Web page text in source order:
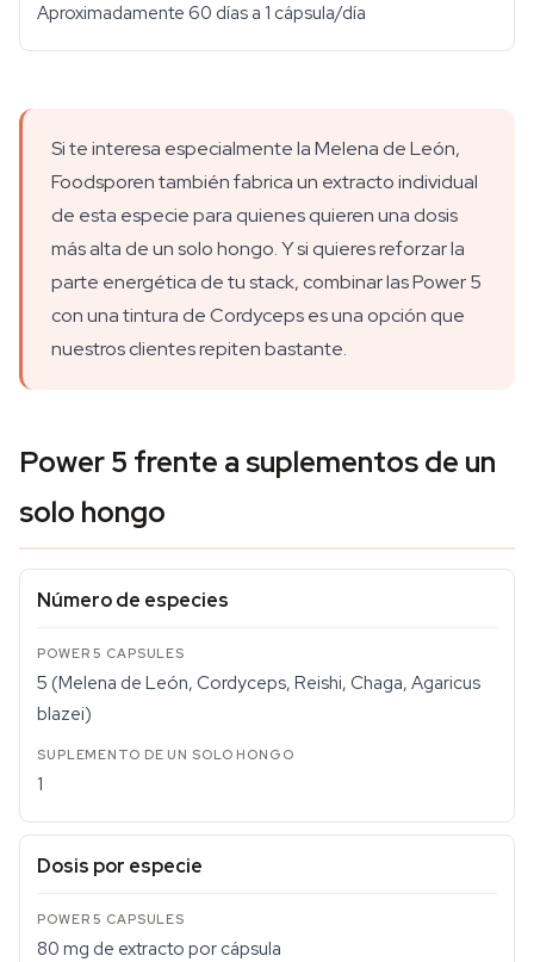
Aproximadamente 60 días a 1 cápsula/día
Si te interesa especialmente la Melena de León,
Foodsporen también fabrica un extracto individual
de esta especie para quienes quieren una dosis
más alta de un solo hongo. Y si quieres reforzar la
parte energética de tu stack, combinar las Power 5
con una tintura de Cordyceps es una opción que
nuestros clientes repiten bastante.
Power 5 frente a suplementos de un
solo hongo
Número de especies
5 (Melena de León, Cordyceps, Reishi, Chaga, Agaricus
blazei)
1
Dosis por especie
80 mg de extracto por cápsula